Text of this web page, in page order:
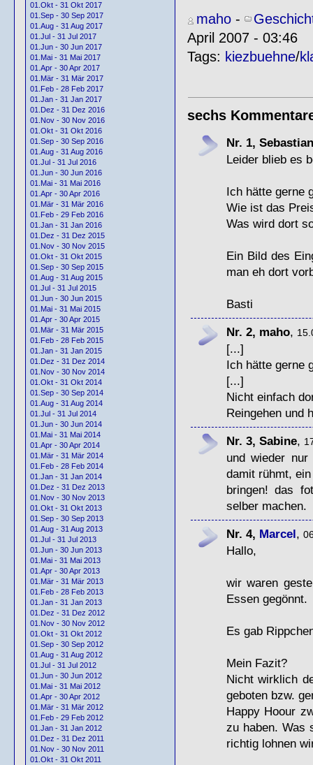
01.Okt - 31 Okt 2017
01.Sep - 30 Sep 2017
01.Aug - 31 Aug 2017
01.Jul - 31 Jul 2017
01.Jun - 30 Jun 2017
01.Mai - 31 Mai 2017
01.Apr - 30 Apr 2017
01.Mär - 31 Mär 2017
01.Feb - 28 Feb 2017
01.Jan - 31 Jan 2017
01.Dez - 31 Dez 2016
01.Nov - 30 Nov 2016
01.Okt - 31 Okt 2016
01.Sep - 30 Sep 2016
01.Aug - 31 Aug 2016
01.Jul - 31 Jul 2016
01.Jun - 30 Jun 2016
01.Mai - 31 Mai 2016
01.Apr - 30 Apr 2016
01.Mär - 31 Mär 2016
01.Feb - 29 Feb 2016
01.Jan - 31 Jan 2016
01.Dez - 31 Dez 2015
01.Nov - 30 Nov 2015
01.Okt - 31 Okt 2015
01.Sep - 30 Sep 2015
01.Aug - 31 Aug 2015
01.Jul - 31 Jul 2015
01.Jun - 30 Jun 2015
01.Mai - 31 Mai 2015
01.Apr - 30 Apr 2015
01.Mär - 31 Mär 2015
01.Feb - 28 Feb 2015
01.Jan - 31 Jan 2015
01.Dez - 31 Dez 2014
01.Nov - 30 Nov 2014
01.Okt - 31 Okt 2014
01.Sep - 30 Sep 2014
01.Aug - 31 Aug 2014
01.Jul - 31 Jul 2014
01.Jun - 30 Jun 2014
01.Mai - 31 Mai 2014
01.Apr - 30 Apr 2014
01.Mär - 31 Mär 2014
01.Feb - 28 Feb 2014
01.Jan - 31 Jan 2014
01.Dez - 31 Dez 2013
01.Nov - 30 Nov 2013
01.Okt - 31 Okt 2013
01.Sep - 30 Sep 2013
01.Aug - 31 Aug 2013
01.Jul - 31 Jul 2013
01.Jun - 30 Jun 2013
01.Mai - 31 Mai 2013
01.Apr - 30 Apr 2013
01.Mär - 31 Mär 2013
01.Feb - 28 Feb 2013
01.Jan - 31 Jan 2013
01.Dez - 31 Dez 2012
01.Nov - 30 Nov 2012
01.Okt - 31 Okt 2012
01.Sep - 30 Sep 2012
01.Aug - 31 Aug 2012
01.Jul - 31 Jul 2012
01.Jun - 30 Jun 2012
01.Mai - 31 Mai 2012
01.Apr - 30 Apr 2012
01.Mär - 31 Mär 2012
01.Feb - 29 Feb 2012
01.Jan - 31 Jan 2012
01.Dez - 31 Dez 2011
01.Nov - 30 Nov 2011
01.Okt - 31 Okt 2011
maho-
April 2007 - 03:46
Tags: kiezbuehne/
sechs
Nr. 1, Sebastian
Leider blieb es
Ich hätte gerne
Wie ist das
Was wird dort
Ein Bild des
man eh dort
Basti
Nr. 2, maho,
[...]
Ich hätte gerne
[...]
Nicht einfach
Reingehen und
Nr. 3, Sabine,
und wieder
damit rühmt,
bringen! das
selber machen.
Nr. 4, Marcel,
Hallo,
wir waren
Essen gegönnt.
Es gab
Mein Fazit?
Nicht wirklich
geboten bzw.
Happy Hoour
zu haben. Was
richtig lohnen